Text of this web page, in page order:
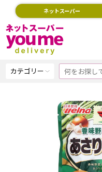
ネットスーパー
カテゴリー